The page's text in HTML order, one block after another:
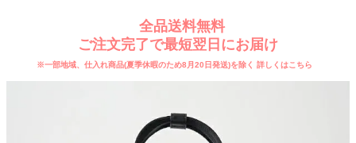
全品送料無料
ご注文完了で最短翌日にお届け
※一部地域、仕入れ商品(夏季休暇のため8月20日発送)を除く 詳しくはこちら